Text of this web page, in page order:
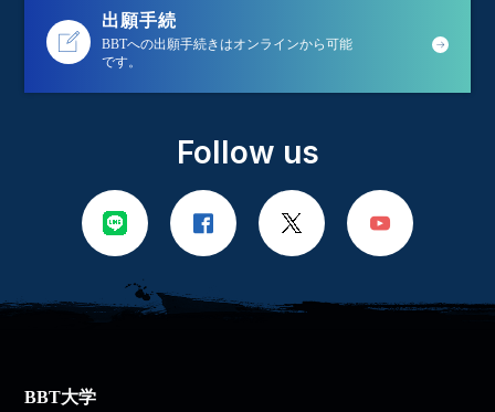
出願手続
BBTへの出願手続きはオンラインから可能
です。
Follow us
BBT大学